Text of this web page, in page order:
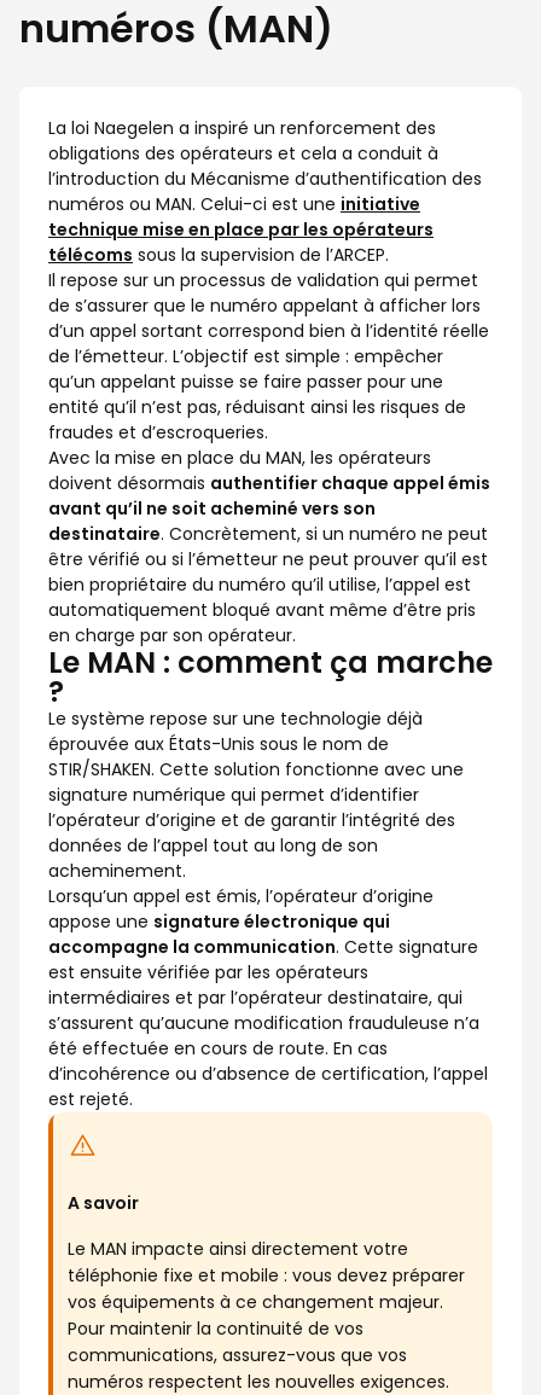
numéros (MAN)
La loi Naegelen a inspiré un renforcement des
obligations des opérateurs et cela a conduit à
l’introduction du Mécanisme d’authentification des
numéros ou MAN. Celui-ci est une initiative
technique mise en place par les opérateurs
télécoms sous la supervision de l’ARCEP.
Il repose sur un processus de validation qui permet
de s’assurer que le numéro appelant à afficher lors
d’un appel sortant correspond bien à l’identité réelle
de l’émetteur. L’objectif est simple : empêcher
qu’un appelant puisse se faire passer pour une
entité qu’il n’est pas, réduisant ainsi les risques de
fraudes et d’escroqueries.
Avec la mise en place du MAN, les opérateurs
doivent désormais authentifier chaque appel émis
avant qu’il ne soit acheminé vers son
destinataire. Concrètement, si un numéro ne peut
être vérifié ou si l’émetteur ne peut prouver qu’il est
bien propriétaire du numéro qu’il utilise, l’appel est
automatiquement bloqué avant même d’être pris
en charge par son opérateur.
Le MAN : comment ça marche
?
Le système repose sur une technologie déjà
éprouvée aux États-Unis sous le nom de
STIR/SHAKEN. Cette solution fonctionne avec une
signature numérique qui permet d’identifier
l’opérateur d’origine et de garantir l’intégrité des
données de l’appel tout au long de son
acheminement.
Lorsqu’un appel est émis, l’opérateur d’origine
appose une signature électronique qui
accompagne la communication. Cette signature
est ensuite vérifiée par les opérateurs
intermédiaires et par l’opérateur destinataire, qui
s’assurent qu’aucune modification frauduleuse n’a
été effectuée en cours de route. En cas
d’incohérence ou d’absence de certification, l’appel
est rejeté.
A savoir
Le MAN impacte ainsi directement votre
téléphonie fixe et mobile : vous devez préparer
vos équipements à ce changement majeur.
Pour maintenir la continuité de vos
communications, assurez-vous que vos
numéros respectent les nouvelles exigences.